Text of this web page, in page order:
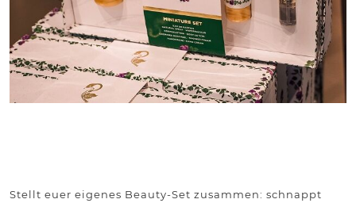
Stellt euer eigenes Beauty-Set zusammen: schnappt